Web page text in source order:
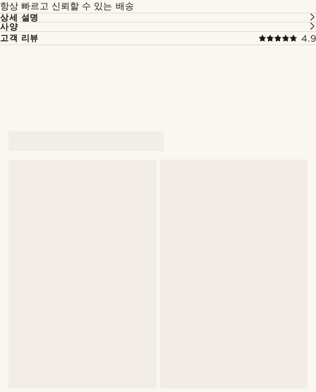
항상 빠르고 신뢰할 수 있는 배송
상세 설명
사양
고객 리뷰
4.9